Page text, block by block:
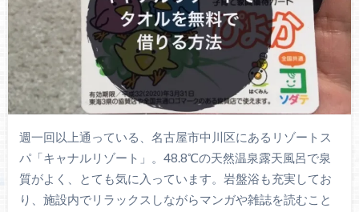
週一回以上通っている、名古屋市中川区にあるリゾートス
パ「キャナルリゾート」。48.8℃の天然温泉露天風呂で泉
質がよく、とても気に入っています。岩盤浴も充実してお
り、施設内でリラックスしながらマンガや雑誌を読むこと